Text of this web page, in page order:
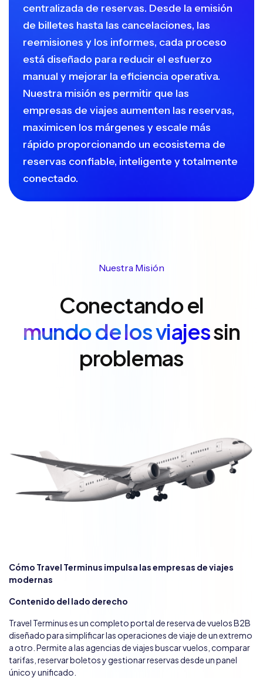
centralizada de reservas. Desde la emisión
de billetes hasta las cancelaciones, las
reemisiones y los informes, cada proceso
está diseñado para reducir el esfuerzo
manual y mejorar la eficiencia operativa.
Nuestra misión es permitir que las
empresas de viajes aumenten las reservas,
maximicen los márgenes y escale más
rápido proporcionando un ecosistema de
reservas confiable, inteligente y totalmente
conectado.
Nuestra Misión
Conectando el
mundo de los viajessin
problemas
Cómo Travel Terminus impulsa las empresas de viajes
modernas
Contenido del lado derecho
Travel Terminus es un completo portal de reserva de vuelos B2B
diseñado para simplificar las operaciones de viaje de un extremo
a otro. Permite a las agencias de viajes buscar vuelos, comparar
tarifas, reservar boletos y gestionar reservas desde un panel
único y unificado.